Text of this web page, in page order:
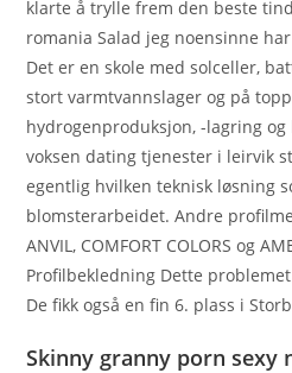
klarte å trylle frem den beste
romania Salad jeg noensinne
Det er en skole med solceller,
stort varmtvannslager og på
hydrogenproduksjon, -lagring
voksen dating tjenester i leirvik
egentlig hvilken teknisk løsning
blomsterarbeidet. Andre
ANVIL, COMFORT COLORS og
Profilbekledning Dette
De fikk også en fin 6. plass i
Skinny granny porn sexy